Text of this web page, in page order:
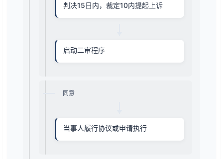
判决15日内，裁定10内提起上诉
启动二审程序
同意
当事人履行协议或申请执行